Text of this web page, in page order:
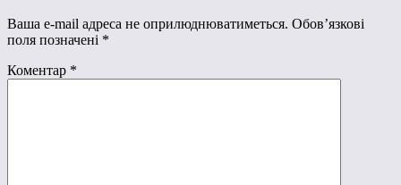
Ваша e-mail адреса не оприлюднюватиметься. Обов’язкові
поля позначені *
Коментар *